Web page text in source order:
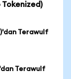
Terawulf
Terawulf